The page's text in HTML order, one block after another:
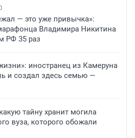
— это уже привычка»:
Владимира Никитина
РФ 35 раз
иностранец из Камеруна
и создал здесь семью —
тайну хранит могила
вуза, которого обожали